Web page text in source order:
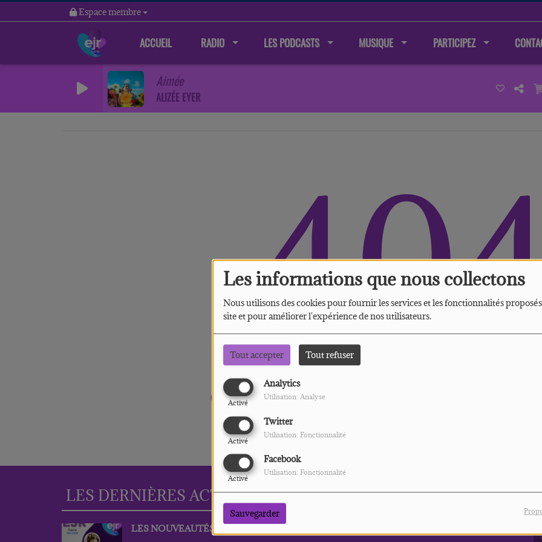
Les informations que nous collectons
Nous utilisons des cookies pour fournir les services et les fonctionnalités
site et pour améliorer l'expérience de nos utilisateurs.
Tout accepter Tout refuser
Analytics
Activé
Utilisation: Analyse
Twitter
Activé
Utilisation: Fonctionnalité
Facebook
Activé
Utilisation: Fonctionnalité
Sauvegarder
Espace membre
ACCUEIL RADIO LES PODCASTS MUSIQUE PARTICIPEZ
Aimée
ALIZÉE EYER
Oups, vous avez rencontré une
Il semble que la page que vous recherchez n’existe plus.
LES DERNIÈRES ACTUS
LES NOUVEAUTÉS DE MAI 2026
PHOTOS